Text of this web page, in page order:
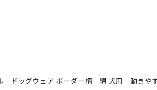
ドッグウェア ボーダー柄 綿 犬用 動きや